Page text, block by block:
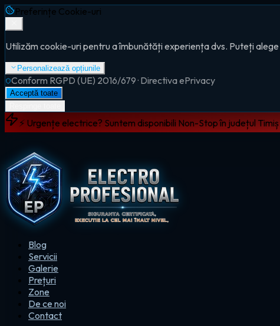
Preferințe Cookie-uri
Utilizăm cookie-uri pentru a îmbunătăți experiența dvs. Puteți
Personalizează opțiunile
Conform RGPD (UE) 2016/679 · Directiva ePrivacy
Acceptă toate
⚡ Urgențe electrice? Suntem disponibili Non-Stop în județul
Blog
Servicii
Galerie
Prețuri
Zone
De ce noi
Contact